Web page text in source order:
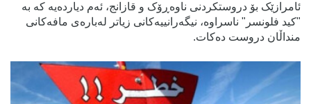
ئامرازێک بۆ دروستکردنی ناوەڕۆک و قازانج، ئەم دیاردەیە کە بە
"كيد فلونسر" ناسراوە، نیگەرانییەکانی زیاتر لەبارەی مافەکانی
منداڵان دروست دەکات.